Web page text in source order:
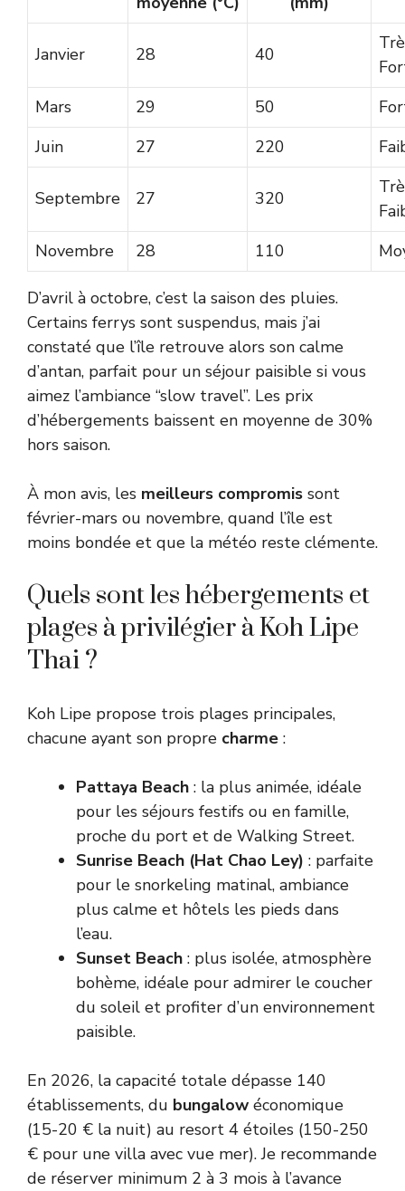
Janvier 28 40
Mars
29 50
Juin
27 220
Septembre 27 320
Novembre
28 110
D’avril à octobre, c’est la saison des pluies.
Certains ferrys sont suspendus, mais j’ai
constaté que l’île retrouve alors son calme
d’antan, parfait pour un séjour paisible si vous
aimez l’ambiance “slow travel”. Les prix
d’hébergements baissent en moyenne de 30%
hors saison.
À mon avis, les meilleurs compromis sont
février-mars ou novembre, quand l’île est
moins bondée et que la météo reste clémente.
Quels sont les hébergements et
plages à privilégier à Koh Lipe
Thai ?
Koh Lipe propose trois plages principales,
chacune ayant son propre charme :
Pattaya Beach : la plus animée, idéale
pour les séjours festifs ou en famille,
proche du port et de Walking Street.
Sunrise Beach (Hat Chao Ley) : parfaite
pour le snorkeling matinal, ambiance
plus calme et hôtels les pieds dans
l’eau.
Sunset Beach : plus isolée, atmosphère
bohème, idéale pour admirer le coucher
du soleil et profiter d’un environnement
paisible.
En 2026, la capacité totale dépasse 140
établissements, du bungalow économique
(15-20 € la nuit) au resort 4 étoiles (150-250
€ pour une villa avec vue mer). Je recommande
de réserver minimum 2 à 3 mois à l’avance